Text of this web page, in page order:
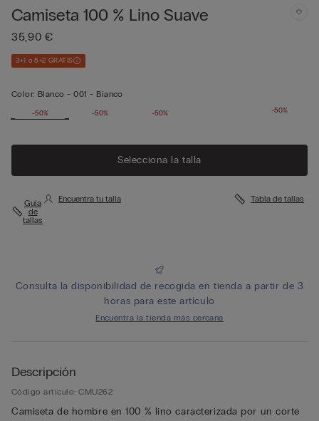
Camiseta 100 % Lino Suave
35,90 €
3+1 o 5+2 GRATIS
Color: Blanco -001 - Bianco
-50%
-50% -50% -50%
Selecciona la talla
Guía
de
tallas
Encuentra tu talla Tabla de tallas
Consulta la disponibilidad de recogida en tienda a partir de 3
horas para este artículo
Encuentra la tienda más cercana
Descripción
Código artículo: CMU262
Camiseta de hombre en 100 % lino caracterizada por un corte